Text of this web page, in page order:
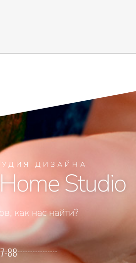
ДИЗАЙНА
Studio
как нас найти?
88